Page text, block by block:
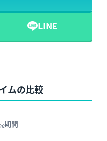
LINE
ムの比較
期間